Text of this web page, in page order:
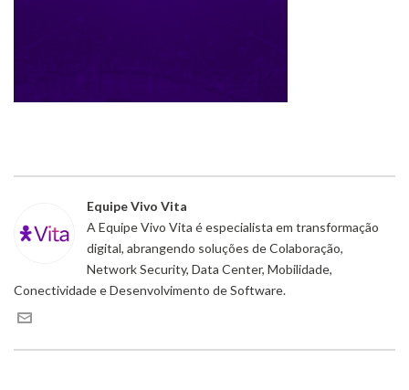
Equipe Vivo Vita
A Equipe Vivo Vita é especialista em transformação
digital, abrangendo soluções de Colaboração,
Network Security, Data Center, Mobilidade,
Conectividade e Desenvolvimento de Software.